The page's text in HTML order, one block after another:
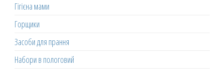
Гігієна мами
Горщики
Засоби для прання
Набори в пологовий